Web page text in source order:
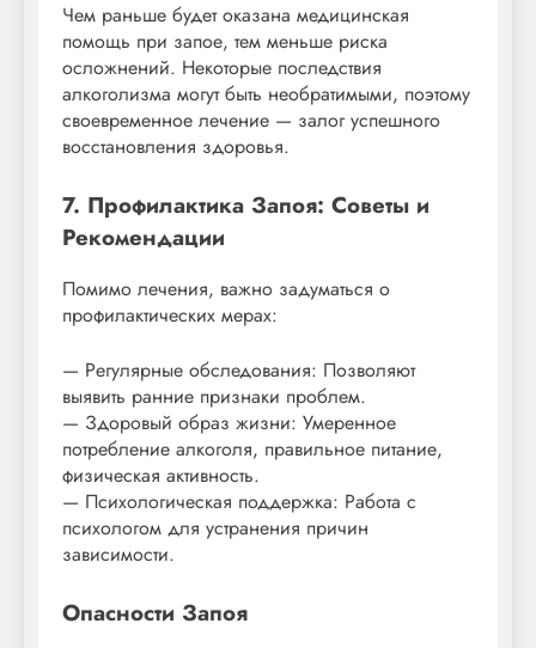
Чем раньше будет оказана медицинская
помощь при запое, тем меньше риска
осложнений. Некоторые последствия
алкоголизма могут быть необратимыми, поэтому
своевременное лечение — залог успешного
восстановления здоровья.
7. Профилактика Запоя: Советы и
Рекомендации
Помимо лечения, важно задуматься о
профилактических мерах:
— Регулярные обследования: Позволяют
выявить ранние признаки проблем.
— Здоровый образ жизни: Умеренное
потребление алкоголя, правильное питание,
физическая активность.
— Психологическая поддержка: Работа с
психологом для устранения причин
зависимости.
Опасности Запоя